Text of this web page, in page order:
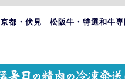
京都・伏見 松阪牛・特選和牛